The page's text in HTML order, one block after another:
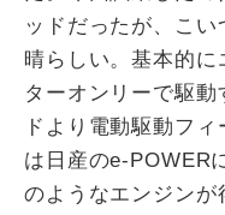
ッドだったが、こ
晴らしい。基本的
ターオンリーで駆
ドより電動駆動フ
は日産のe-POWER
のようなエンジンが